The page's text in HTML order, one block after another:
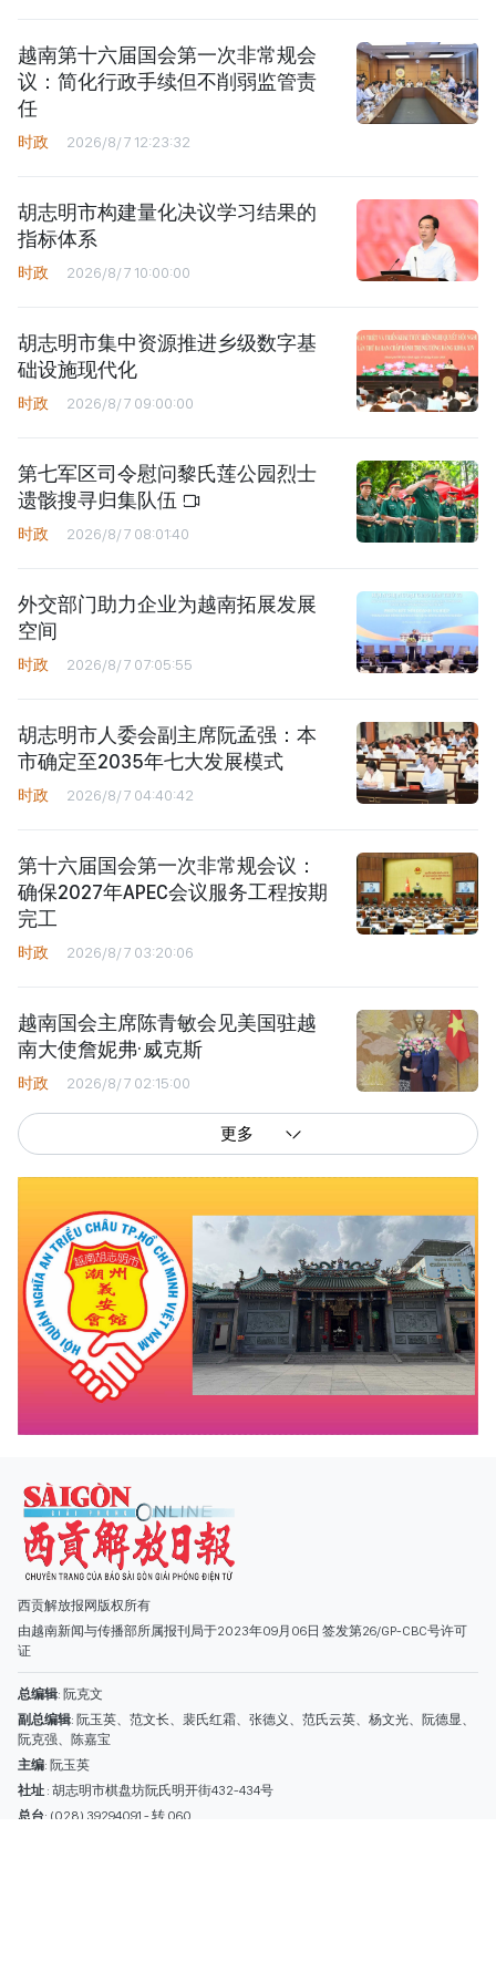
越南第十六届国会第一次非常规会
议：简化行政手续但不削弱监管责
任
时政 2026/8/7 12:23:32
胡志明市构建量化决议学习结果的
指标体系
时政 2026/8/7 10:00:00
胡志明市集中资源推进乡级数字基
础设施现代化
时政 2026/8/7 09:00:00
第七军区司令慰问黎氏莲公园烈士
遗骸搜寻归集队伍
时政 2026/8/7 08:01:40
外交部门助力企业为越南拓展发展
空间
时政 2026/8/7 07:05:55
胡志明市人委会副主席阮孟强：本
市确定至2035年七大发展模式
时政 2026/8/7 04:40:42
第十六届国会第一次非常规会议：
确保2027年APEC会议服务工程按期
完工
时政 2026/8/7 03:20:06
越南国会主席陈青敏会见美国驻越
南大使詹妮弗·威克斯
时政 2026/8/7 02:15:00
更多
西贡解放报网版权所有
由越南新闻与传播部所属报刊局于2023年09月06日 签发第26/GP-CBC号许可
副总编辑: 阮玉英、范文长、裴氏红霜、张德义、范氏云英、杨文光、阮德显、
阮克强、陈嘉宝
主编: 阮玉英
社址: 胡志明市棋盘坊阮氏明开街432-434号
总台: (028) 39294091 - 转 060
热线: 096.558.1888
编辑部: (028) 39294092 - 转 060
电子信箱
广告部
(028) 38334185
quangcaohoavan09@gmail.com;